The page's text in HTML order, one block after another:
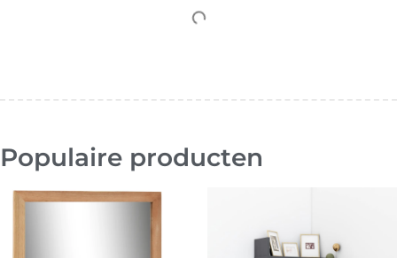
Populaire producten